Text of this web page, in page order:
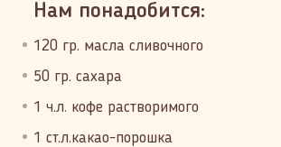
Нам понадобится:
120 гр. масла сливочного
50 гр. сахара
1 ч.л. кофе растворимого
1 ст.л.какао-порошка